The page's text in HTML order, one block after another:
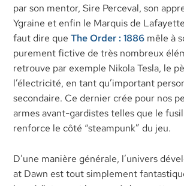
par son mentor, Sire Perceval, son
Ygraine et enfin le Marquis de
faut dire queThe Order : 1886 mêle à
purement fictive de très nombreux
retrouve par exemple Nikola Tesla, le
l’électricité, en tant qu’important
secondaire. Ce dernier crée pour nos
armes avant-gardistes telles que le
renforce le côté “steampunk” du jeu.
D’une manière générale, l’univers
at Dawn est tout simplement